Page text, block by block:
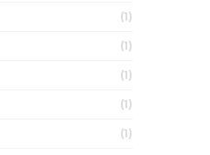
(1)
(1)
(1)
(1)
(1)